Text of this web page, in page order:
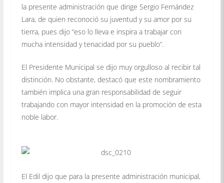
la presente administración que dirige Sergio Fernández
Lara, de quien reconoció su juventud y su amor por su
tierra, pues dijo “eso lo lleva e inspira a trabajar con
mucha intensidad y tenacidad por su pueblo”.
El Presidente Municipal se dijo muy orgulloso al recibir tal
distinción. No obstante, destacó que este nombramiento
también implica una gran responsabilidad de seguir
trabajando con mayor intensidad en la promoción de esta
noble labor.
El Edil dijo que para la presente administración municipal,